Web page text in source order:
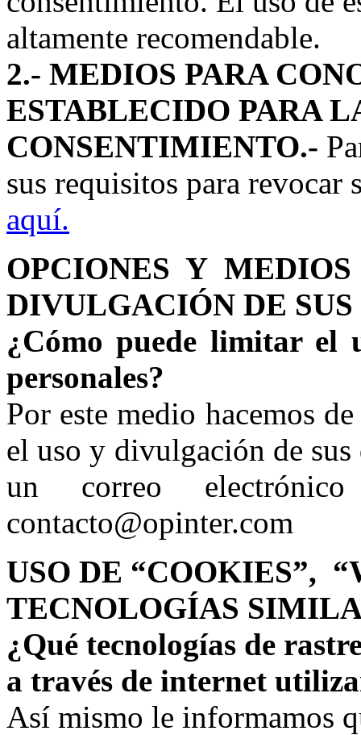
altamente recomendable.
2.- MEDIOS PARA
ESTABLECIDO PARA
CONSENTIMIENTO.-
sus requisitos para revocar
aquí.
OPCIONES Y
DIVULGACIÓN DE
¿Cómo puede limitar el
personales?
Por este medio hacemos
el uso y divulgación de sus
un correo
contacto@opinter.com
USO DE “COOKIES”,
TECNOLOGÍAS
¿Qué tecnologías de
a través de internet
Así mismo le informamos